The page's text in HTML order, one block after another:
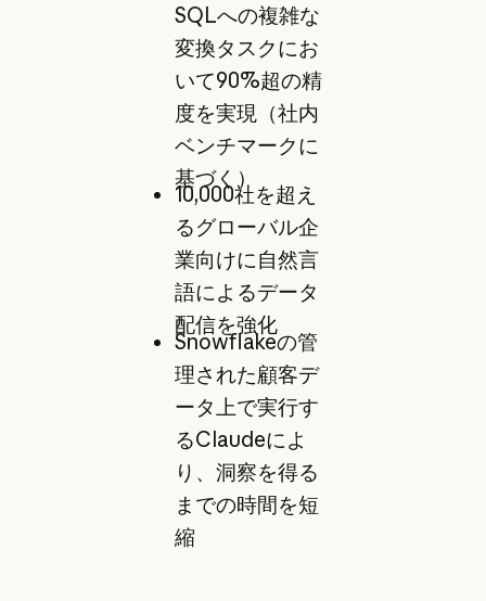
SQLへの複雑な
変換タスクにお
いて90%超の精
度を実現（社内
ベンチマークに
基づく）
10,000社を超え
るグローバル企
業向けに自然言
語によるデータ
配信を強化
Snowflakeの管
理された顧客デ
ータ上で実行す
るClaudeによ
り、洞察を得る
までの時間を短
縮